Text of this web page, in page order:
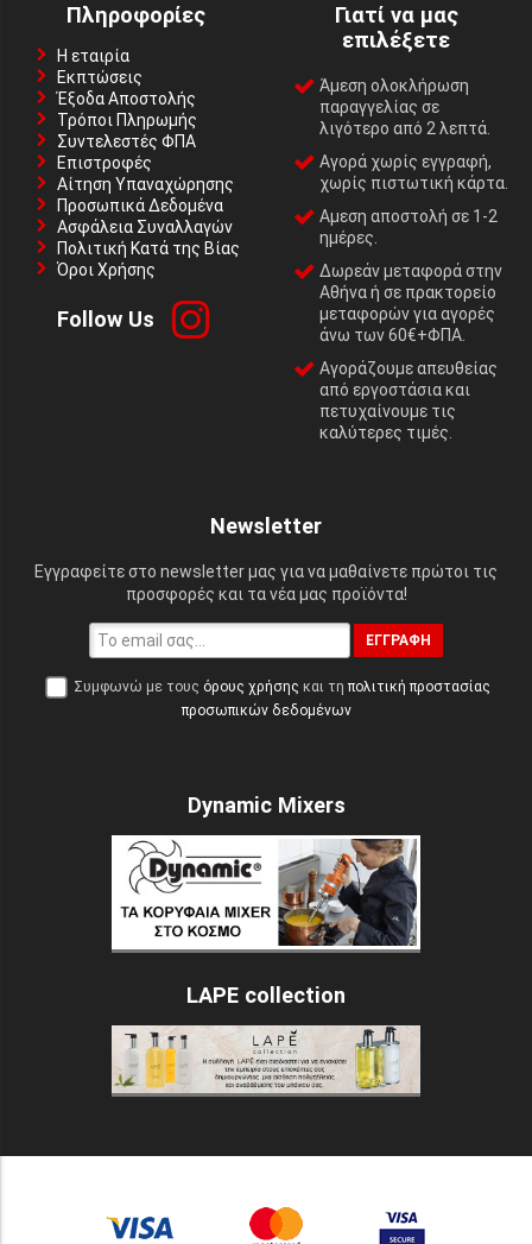
Πληροφορίες
Η εταιρία
Εκπτώσεις
Έξοδα Αποστολής
Τρόποι Πληρωμής
Συντελεστές ΦΠΑ
Επιστροφές
Αίτηση Υπαναχώρησης
Προσωπικά Δεδομένα
Ασφάλεια Συναλλαγών
Πολιτική Κατά της Βίας
Όροι Χρήσης
Follow Us
Γιατί να μας
επιλέξετε
Άμεση ολοκλήρωση
παραγγελίας σε
λιγότερο από 2 λεπτά.
Αγορά χωρίς εγγραφή,
χωρίς πιστωτική κάρτα.
Αμεση αποστολή σε 1-2
ημέρες.
Δωρεάν μεταφορά στην
Αθήνα ή σε πρακτορείο
μεταφορών για αγορές
άνω των 60€+ΦΠΑ.
Αγοράζουμε απευθείας
από εργοστάσια και
πετυχαίνουμε τις
καλύτερες τιμές.
Newsletter
Εγγραφείτε στο newsletter μας για να μαθαίνετε πρώτοι τις
προσφορές και τα νέα μας προϊόντα!
ΕΓΓΡΑΦΉ
Συμφωνώ με τους όρους χρήσης και τη πολιτική προστασίας
προσωπικών δεδομένων
Dynamic Mixers
LAPE collection